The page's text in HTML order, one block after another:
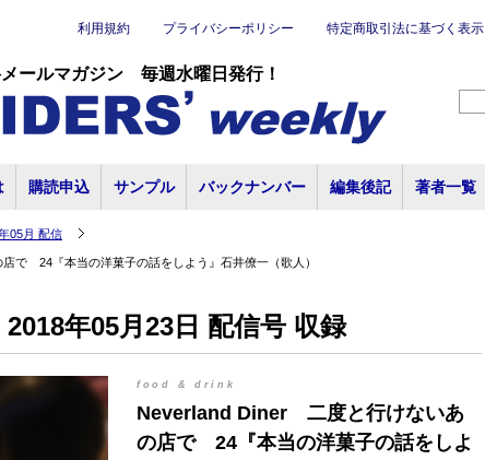
ールマガジン 毎週水曜日発行！
利用規約 プライバシーポリシー 特定商取引法に基づく表示
購読申込 サンプル バックナンバー 編集後記 著者一覧
05月 配信
で 24『本当の洋菓子の話をしよう』石井僚一（歌人）
年05月23日 配信号 収録
food & drink
Neverland Diner 二度と行けないあ
の店で 24『本当の洋菓子の話をしよ